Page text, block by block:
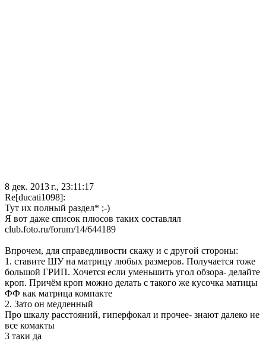
8 дек. 2013 г., 23:11:17
Re[ducati1098]:
Тут их полный раздел* ;-)
Я вот даже список плюсов таких составлял
club.foto.ru/forum/14/644189
Впрочем, для справедливости скажу и с другой стороны:
1. ставите ШУ на матрицу любых размеров. Получается тоже
большой ГРИП. Хочется если уменьшить угол обзора- делайте
кроп. Причём кроп можно делать с такого же кусочка матицы
ФФ как матрица компакте
2. Зато он медленный
Про шкалу расстояний, гиперфокал и прочее- знают далеко не
все комакты
3 таки да